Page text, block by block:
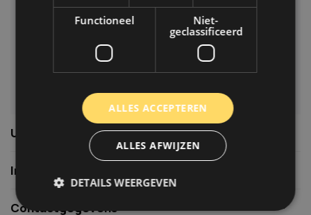
Veelgestelde vragen
06-39119169
info@autoklusser.nl
Usefull links
Informatie
Contactgegevens
Functioneel
Niet-
geclassificeerd
ALLES ACCEPTEREN
ALLES AFWIJZEN
DETAILS WEERGEVEN